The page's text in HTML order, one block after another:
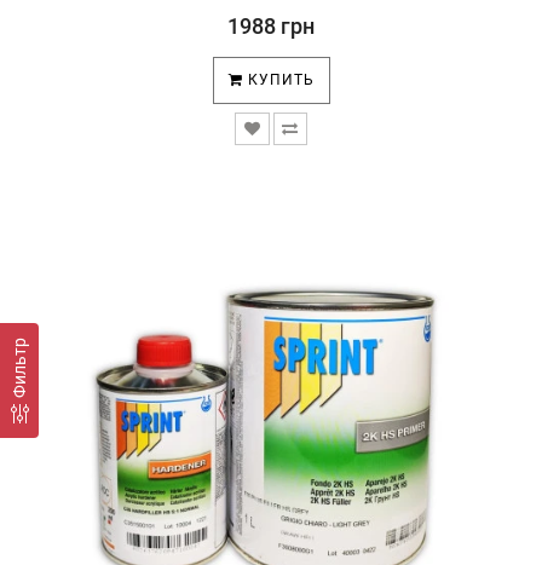
Фильтр
1988 грн
КУПИТЬ